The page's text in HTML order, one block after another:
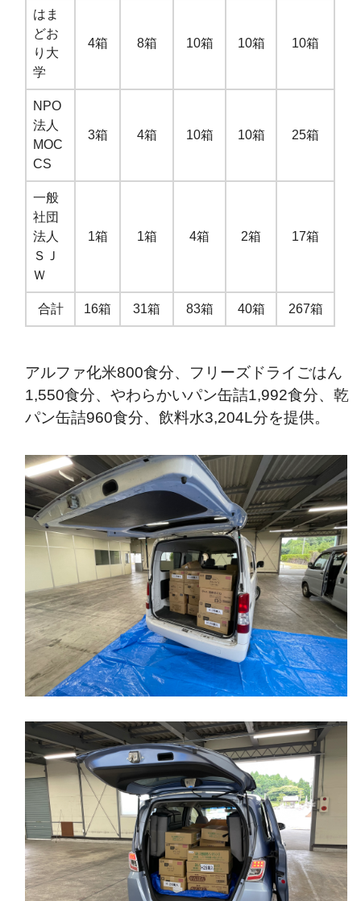
はま
どお
り大
学
4箱 8箱 10箱 10箱 10箱
NPO
法人
MOC
CS
3箱 4箱 10箱 10箱 25箱
一般
社団
法人
ＳＪ
Ｗ
1箱 1箱 4箱 2箱 17箱
合計 16箱 31箱 83箱 40箱 267箱
アルファ化米800食分、フリーズドライごはん
1,550食分、やわらかいパン缶詰1,992食分、乾
パン缶詰960食分、飲料水3,204L分を提供。